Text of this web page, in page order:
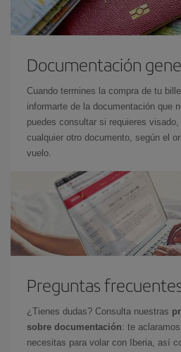
Documentación
Cuando termines la compra de tu
informarte de la documentación que
puedes consultar si requieres
cualquier otro documento, según el
vuelo.
Preguntas
¿Tienes dudas? Consulta nuestras
sobre documentación: te
necesitas para volar con Iberia, así